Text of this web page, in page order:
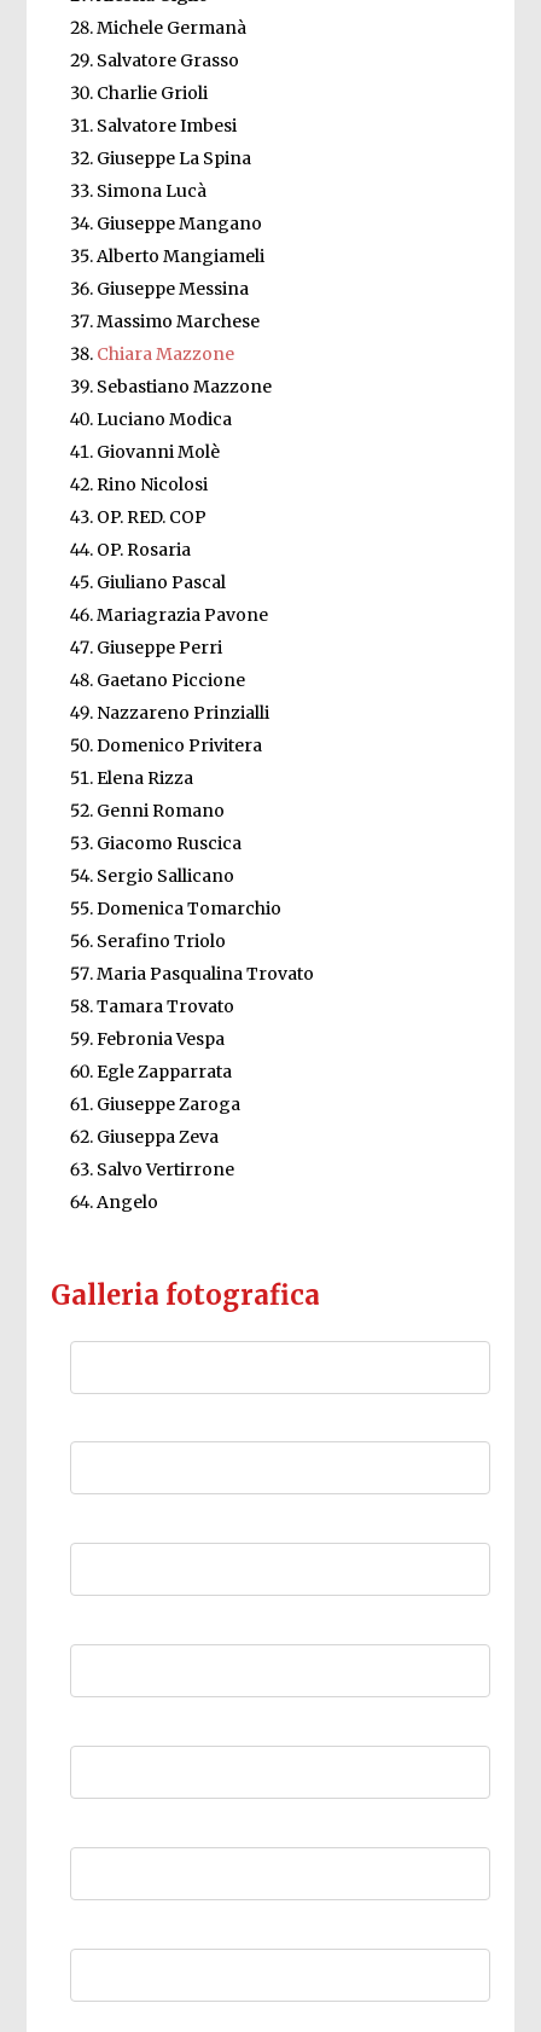
Michele Germanà
Salvatore Grasso
Charlie Grioli
Salvatore Imbesi
Giuseppe La Spina
Simona Lucà
Giuseppe Mangano
Alberto Mangiameli
Giuseppe Messina
Massimo Marchese
Chiara Mazzone
Sebastiano Mazzone
Luciano Modica
Giovanni Molè
Rino Nicolosi
OP. RED. COP
OP. Rosaria
Giuliano Pascal
Mariagrazia Pavone
Giuseppe Perri
Gaetano Piccione
Nazzareno Prinzialli
Domenico Privitera
Elena Rizza
Genni Romano
Giacomo Ruscica
Sergio Sallicano
Domenica Tomarchio
Serafino Triolo
Maria Pasqualina Trovato
Tamara Trovato
Febronia Vespa
Egle Zapparrata
Giuseppe Zaroga
Giuseppa Zeva
Salvo Vertirrone
Angelo
Galleria fotografica